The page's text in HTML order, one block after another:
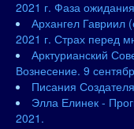
2021 г. Фаза ожидания
Архангел Гавриил
2021 г. Страх перед
Арктурианский
Вознесение. 9
Писания
Элла Елинек -
2021.